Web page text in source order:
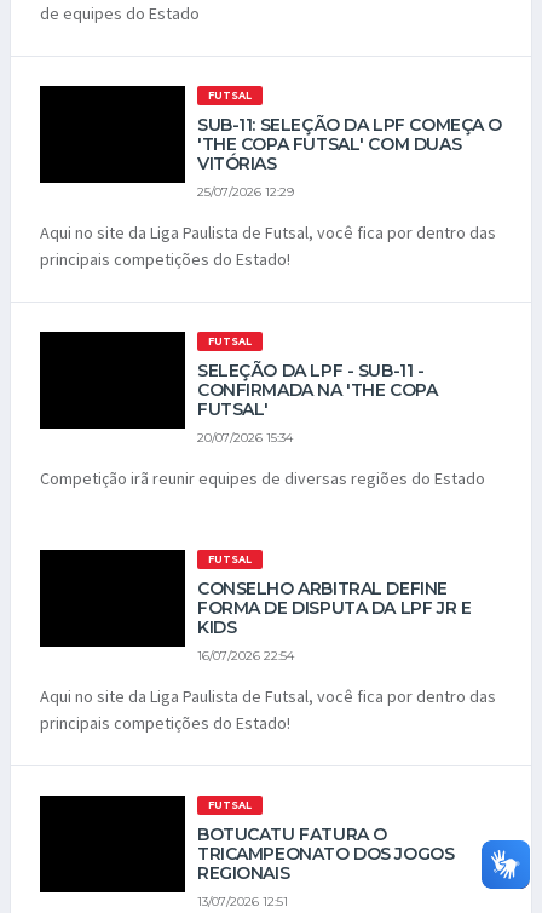
de equipes do Estado
FUTSAL
SUB-11: SELEÇÃO DA LPF COMEÇA O
'THE COPA FUTSAL' COM DUAS
VITÓRIAS
25/07/2026 12:29
Aqui no site da Liga Paulista de Futsal, você fica por dentro das
principais competições do Estado!
FUTSAL
SELEÇÃO DA LPF - SUB-11 -
CONFIRMADA NA 'THE COPA
FUTSAL'
20/07/2026 15:34
Competição irã reunir equipes de diversas regiões do Estado
FUTSAL
CONSELHO ARBITRAL DEFINE
FORMA DE DISPUTA DA LPF JR E
KIDS
16/07/2026 22:54
Aqui no site da Liga Paulista de Futsal, você fica por dentro das
principais competições do Estado!
FUTSAL
BOTUCATU FATURA O
TRICAMPEONATO DOS JOGOS
REGIONAIS
13/07/2026 12:51